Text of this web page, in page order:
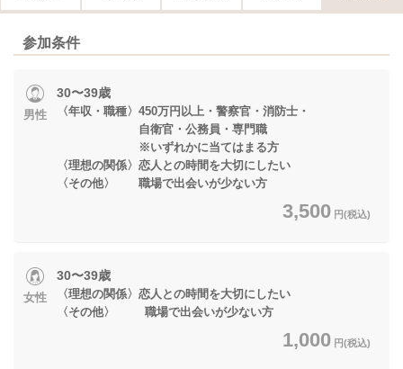
参加条件
男性
30〜39歳
〈年収・職種〉450万円以上・警察官・消防士・
自衛官・公務員・専門職
※いずれかに当てはまる方
〈理想の関係〉恋人との時間を大切にしたい
〈その他〉 職場で出会いが少ない方
3,500 円(税込)
女性
30〜39歳
〈理想の関係〉恋人との時間を大切にしたい
〈その他〉 職場で出会いが少ない方
1,000 円(税込)